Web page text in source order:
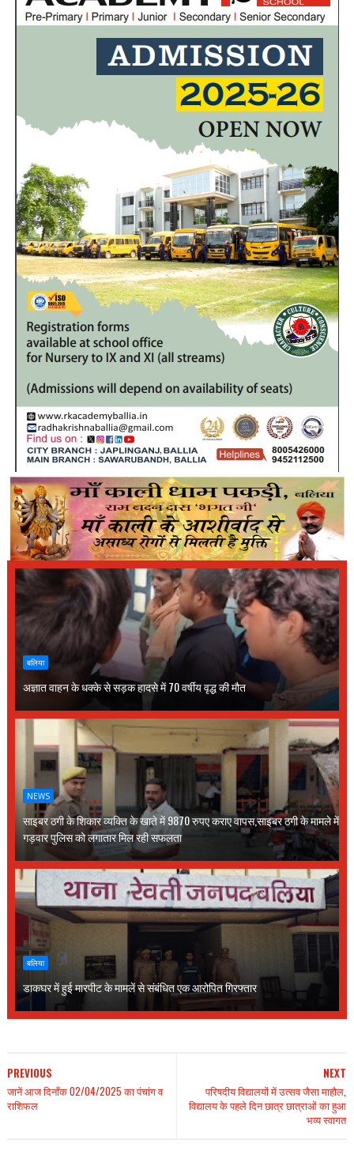
बलिया
अज्ञात वाहन के धक्के से सड़क हादसे में 70 वर्षीय वृद्ध की मौत
NEWS
साइबर ठगी के शिकार व्यक्ति के खाते में 9870 रुपए कराए वापस,साइबर ठगी के मामले में
गड़वार पुलिस को लगातार मिल रही सफलता
बलिया
डाकघर में हुई मारपीट के मामलें से संबंधित एक आरोपित गिरफ्तार
NEXT
परिषदीय विद्यालयों में उत्सव जैसा माहौल,
विद्यालय के पहले दिन छात्र छात्राओं का हुआ
भव्य स्वागत
PREVIOUS
जानें आज दिनाँक 02/04/2025 का पंचांग व
राशिफल